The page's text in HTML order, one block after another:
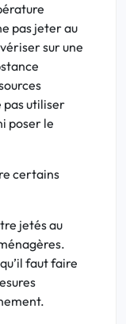
pas jeter au
sur une
pas utiliser
poser le
certains
jetés au
faut faire